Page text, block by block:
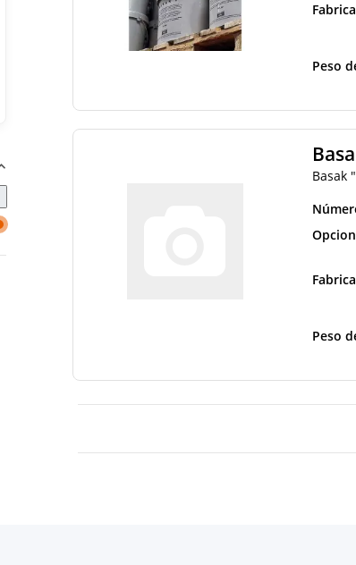
Peso
Basak
Peso